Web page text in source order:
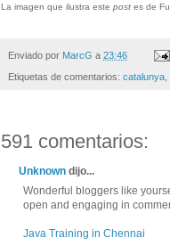
La imagen que ilustra este post es de
Enviado por MarcG a 23:46
Etiquetas de comentarios: catalunya
591 comentarios:
Unknown dijo...
Wonderful bloggers like
open and engaging in
Java Training in Chennai